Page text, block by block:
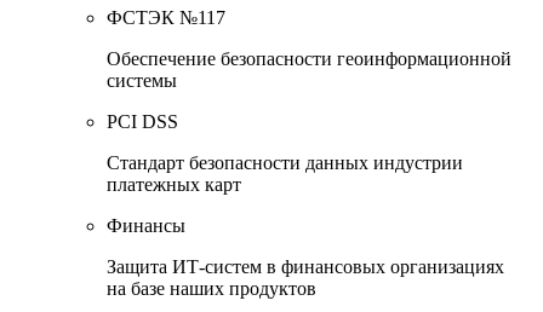
ФСТЭК №117
Обеспечение безопасности геоинформационной
системы
PCI DSS
Стандарт безопасности данных индустрии
платежных карт
Финансы
Защита ИТ-систем в финансовых организациях
на базе наших продуктов